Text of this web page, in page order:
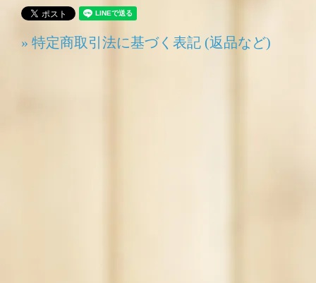
» 特定商取引法に基づく表記 (返品など)